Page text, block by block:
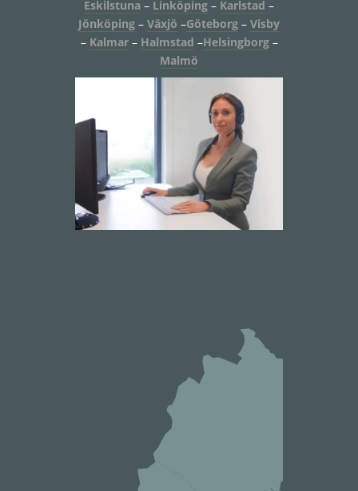
Eskilstuna – Linköping – Karlstad –
Jönköping – Växjö –Göteborg – Visby
– Kalmar– Halmstad –Helsingborg–
Malmö